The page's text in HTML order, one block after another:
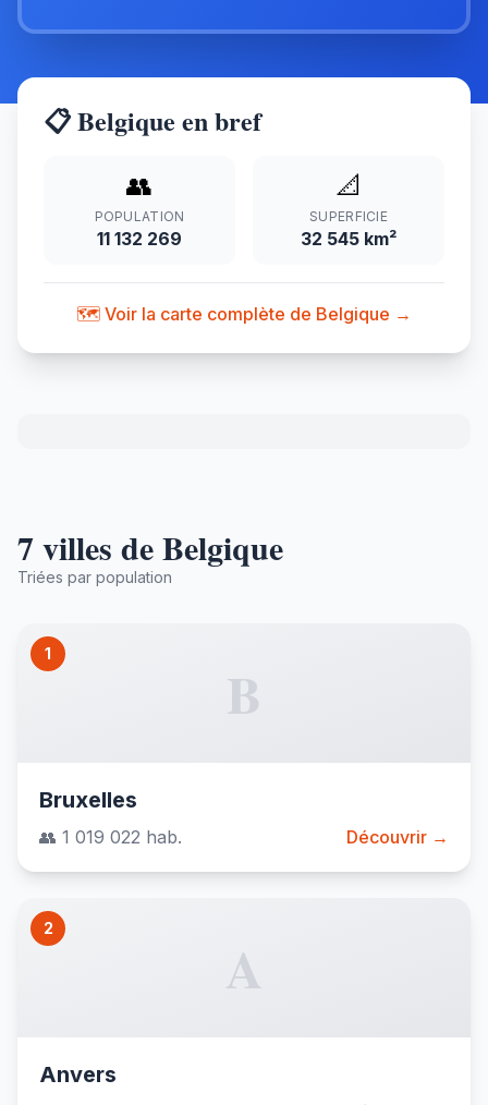
📋 Belgique en bref
👥
POPULATION
11 132 269
📐
SUPERFICIE
32 545 km²
🗺️ Voir la carte complète de Belgique →
7 villes de Belgique
Triées par population
1
B
Bruxelles
👥 1 019 022 hab. Découvrir →
2
A
Anvers